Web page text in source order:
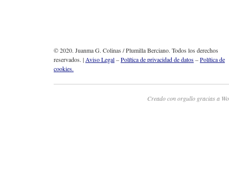
© 2020. Juanma G. Colinas / Plumilla Berciano. Todos los derechos
reservados. |Aviso Legal–Política de privacidad de datos–Política de
cookies.
Creado con orgullo gracias a